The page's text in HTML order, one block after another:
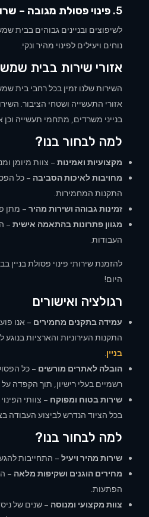
5. פינוי פסולת מגובה –
לשיפוצים ובניינים גבוהים בבית
נוחים ויעילים לפינוי מהיר ונקי.
אזורי שירות בבית שמש
השירות שלנו זמין בכל רחבי בית
אזורי התעשייה ושטחי הציבור.
בנייני משרדים, מתחמי תעשייה וכן
למה לבחור בנו?
מקצועיות ואמינות– צוות מיומן
מחויבות לאיכות הסביבה – כל
התקנות המחמירות.
זמינות גבוהה ושירות מהיר– מתן
מגוון פתרונות בהתאמה אישית–
העבודות.
להזמנת שירותי פינוי פסולת בניין
היום!
רגולציה ואישורים
עמידה בתקנים מחמירים – אנו
התקנות העירוניות והארציות בנוגע ל
בניין.
הובלה לאתרים מורשים – כל
רשמיים בעלי רישיון, תוך הקפדה
שירות בטוח ומפוקח – צוותי
בכל הציוד הנדרש לביצוע העבודה
למה לבחור בנו?
שירות מהיר ויעיל– התחייבות
מחירים הוגנים ושקיפות מלאה –
הפתעות.
צוות מקצועי ומנוסה – שנים של